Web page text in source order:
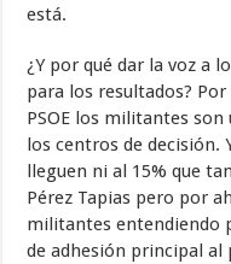
está.
¿Y por qué dar la voz a
para los resultados?
PSOE los militantes
los centros de decisión.
lleguen ni al 15% que
Pérez Tapias pero por
militantes entendiendo
de adhesión principal